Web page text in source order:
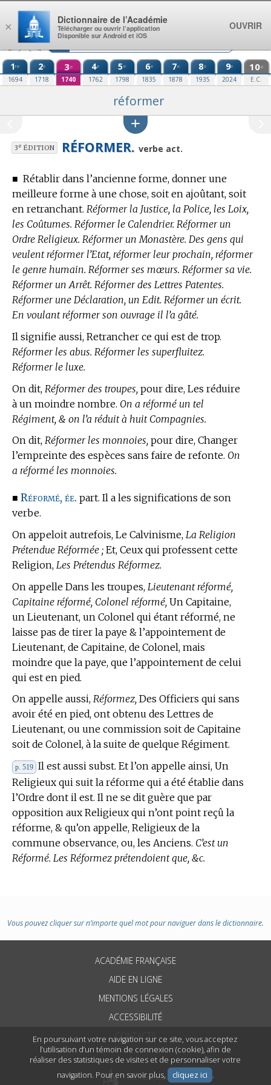
En poursuivant votre navigation sur ce site, vous acceptez
l’utilisation d’un témoin de connexion (cookie), afin de
réaliser des statistiques de visites et de personnaliser votre
navigation. Pour en savoir plus,
cliquez ici .
Aller au contenu
1re
1694
2e
1718
3e
1740
4e
1762
5e
1798
6e
1835
7e
1878
8e
1935
9e
2024
10e
E.C.
réformer
3eÉDITION RÉFORMER. verbe act.
■ Rétablir dans l’ancienne forme, donner une
meilleure forme à une chose, soit en ajoûtant, soit
en retranchant. Réformer la Justice, la Police, les Loix,
les Coûtumes. Réformer le Calendrier. Réformer un
Ordre Religieux. Réformer un Monastère. Des gens qui
veulent réformer l’Etat, réformer leur prochain, réformer
le genre humain. Réformer ses mœurs. Réformer sa vie.
Réformer un Arrêt. Réformer des Lettres Patentes.
Réformer une Déclaration, un Edit. Réformer un écrit.
En voulant réformer son ouvrage il l’a gâté.
Il signifie aussi, Retrancher ce qui est de trop.
Réformer les abus. Réformer les superfluitez.
Réformer le luxe.
On dit, Réformer des troupes, pour dire, Les réduire
à un moindre nombre. On a réformé un tel
Régiment, & on l’a réduit à huit Compagnies.
On dit, Réformer les monnoies, pour dire, Changer
l’empreinte des espèces sans faire de refonte. On
a réformé les monnoies.
■ Réformé, ée. part. Il a les significations de son
verbe.
On appeloit autrefois, Le Calvinisme, La Religion
Prétendue Réformée ; Et, Ceux qui professent cette
Religion, Les Prétendus Réformez.
On appelle Dans les troupes, Lieutenant réformé,
Capitaine réformé, Colonel réformé, Un Capitaine,
un Lieutenant, un Colonel qui étant réformé, ne
laisse pas de tirer la paye & l’appointement de
Lieutenant, de Capitaine, de Colonel, mais
moindre que la paye, que l’appointement de celui
qui est en pied.
On appelle aussi, Réformez, Des Officiers qui sans
avoir été en pied, ont obtenu des Lettres de
Lieutenant, ou une commission soit de Capitaine
soit de Colonel, à la suite de quelque Régiment.
p. 519 Il est aussi subst. Et l’on appelle ainsi, Un
Religieux qui suit la réforme qui a été établie dans
l’Ordre dont il est. Il ne se dit guère que par
opposition aux Religieux qui n’ont point reçû la
réforme, & qu’on appelle, Religieux de la
commune observance, ou, les Anciens. C’est un
Réformé. Les Réformez prétendoient que, &c.
Vous pouvez cliquer sur n’importe quel mot pour naviguer dans le dictionnaire.
ACADÉMIE FRANÇAISE
AIDE EN LIGNE
MENTIONS LÉGALES
ACCESSIBILITÉ
CONTACTS
×
Dictionnaire de l’Académie
Télécharger ou ouvrir l’application
Disponible sur Android et iOS
OUVRIR